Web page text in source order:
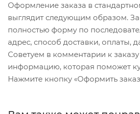
Оформление заказа в
выглядит следующим образом.
полностью форму по
адрес, способ доставки, оплаты,
Советуем в комментарии к
информацию, которая поможет
Нажмите кнопку «Оформить